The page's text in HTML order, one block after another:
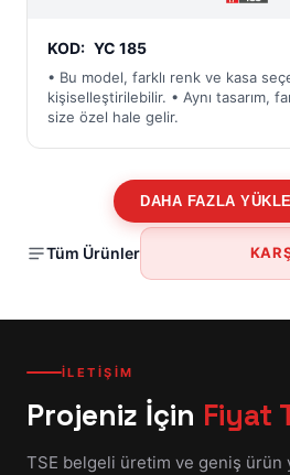
KOD: YC 185
• Bu model, farklı renk ve kasa
kişiselleştirilebilir. • Aynı tasarım,
size özel hale gelir.
DAHA FAZLA YÜKLE
Tüm Ürünler
İLETİŞİM
Projeniz İçin Fiyat
TSE belgeli üretim ve geniş ürün